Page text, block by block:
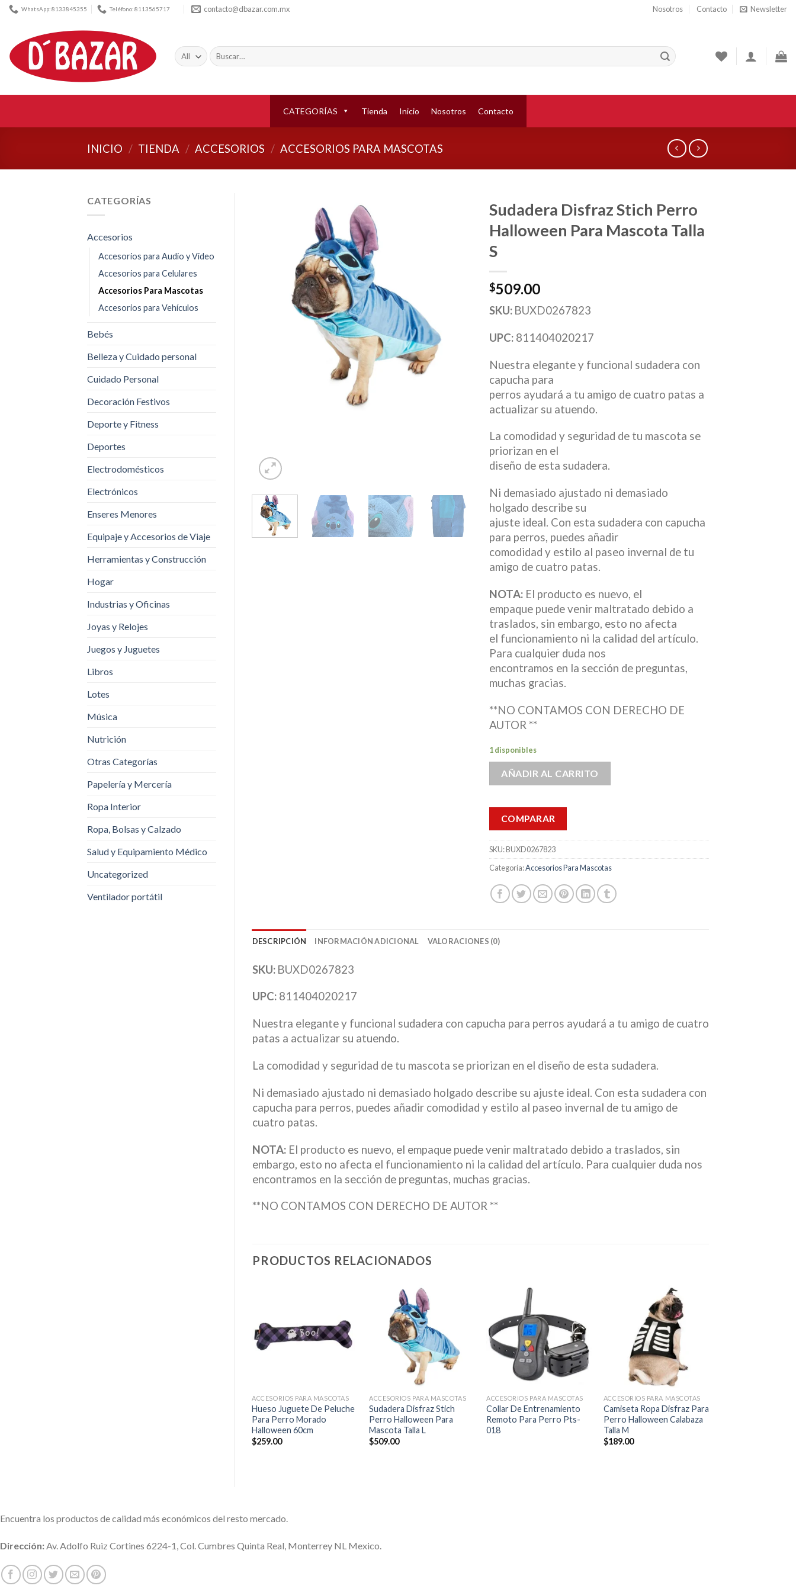
Skip
content
WhatsApp: 8133845355 Teléfono: 8113565717 contacto@dbazar.com.mx Nosotros Contacto Newsletter
Buscar
por:
CATEGORÍAS Tienda Inicio Nosotros Contacto
INICIO / TIENDA / ACCESORIOS / ACCESORIOS PARA MASCOTAS
CATEGORÍAS
Accesorios
Accesorios para Audio y Video
Accesorios para Celulares
Accesorios Para Mascotas
Accesorios para Vehículos
Bebés
Belleza y Cuidado personal
Cuidado Personal
Decoración Festivos
Deporte y Fitness
Deportes
Electrodomésticos
Electrónicos
Enseres Menores
Equipaje y Accesorios de Viaje
Herramientas y Construcción
Hogar
Industrias y Oficinas
Joyas y Relojes
Juegos y Juguetes
Libros
Lotes
Música
Nutrición
Otras Categorías
Papelería y Mercería
Ropa Interior
Ropa, Bolsas y Calzado
Salud y Equipamiento Médico
Uncategorized
Ventilador portátil
Sudadera Disfraz Stich Perro
Halloween Para Mascota Talla
S
$509.00
SKU: BUXD0267823
UPC: 811404020217
Nuestra elegante y funcional sudadera con
capucha para
perros ayudará a tu amigo de cuatro patas a
actualizar su atuendo.
La comodidad y seguridad de tu mascota se
priorizan en el
diseño de esta sudadera.
Ni demasiado ajustado ni demasiado
holgado describe su
ajuste ideal. Con esta sudadera con capucha
para perros, puedes añadir
comodidad y estilo al paseo invernal de tu
amigo de cuatro patas.
NOTA: El producto es nuevo, el
empaque puede venir maltratado debido a
traslados, sin embargo, esto no afecta
el funcionamiento ni la calidad del artículo.
Para cualquier duda nos
encontramos en la sección de preguntas,
muchas gracias.
**NO CONTAMOS CON DERECHO DE
AUTOR **
1 disponibles
AÑADIR AL CARRITO
COMPARAR
SKU:BUXD0267823
Categoría:Accesorios Para Mascotas
DESCRIPCIÓN INFORMACIÓN ADICIONAL VALORACIONES (0)
SKU: BUXD0267823
UPC: 811404020217
Nuestra elegante y funcional sudadera con capucha para perros ayudará a tu amigo de cuatro
patas a actualizar su atuendo.
La comodidad y seguridad de tu mascota se priorizan en el diseño de esta sudadera.
Ni demasiado ajustado ni demasiado holgado describe su ajuste ideal. Con esta sudadera con
capucha para perros, puedes añadir comodidad y estilo al paseo invernal de tu amigo de
cuatro patas.
NOTA: El producto es nuevo, el empaque puede venir maltratado debido a traslados, sin
embargo, esto no afecta el funcionamiento ni la calidad del artículo. Para cualquier duda nos
encontramos en la sección de preguntas, muchas gracias.
**NO CONTAMOS CON DERECHO DE AUTOR **
PRODUCTOS RELACIONADOS
a la
lista de
deseos
ACCESORIOS PARA MASCOTAS
Hueso Juguete De Peluche
Para Perro Morado
Halloween 60cm
$259.00
deseos
ACCESORIOS PARA MASCOTAS
Sudadera Disfraz Stich
Perro Halloween Para
Mascota Talla L
$509.00
Añadir
a la
lista de
deseos
ACCESORIOS PARA MASCOTAS
Collar De Entrenamiento
Remoto Para Perro Pts-
018
Añadir
lista de
deseos
ACCESORIOS PARA MASCOTAS
Camiseta Ropa Disfraz Para
Perro Halloween Calabaza
Talla M
$189.00
Encuentra los productos de calidad más económicos del resto mercado.
Dirección: Av. Adolfo Ruiz Cortines 6224-1, Col. Cumbres Quinta Real, Monterrey NL Mexico.